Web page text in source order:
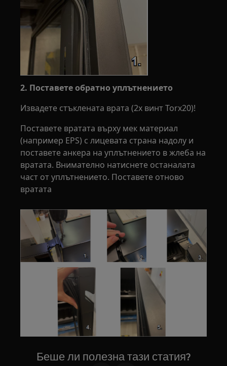
2. Поставете обратно уплътнението
Извадете стъклената врата (2x винт Torx20)!
Поставете вратата върху мек материал
(например EPS) с лицевата страна надолу и
поставете анкера на уплътнението в жлеба на
вратата. Внимателно натиснете останалата
част от уплътнението. Поставете отново
вратата
Беше ли полезна тази статия?